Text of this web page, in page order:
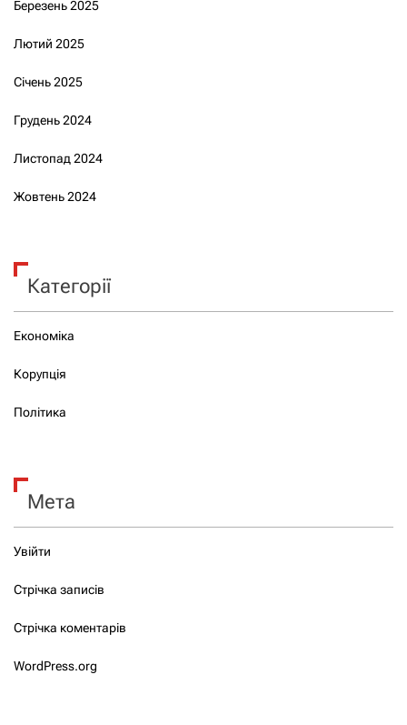
Березень 2025
Лютий 2025
Січень 2025
Грудень 2024
Листопад 2024
Жовтень 2024
Категорії
Економіка
Корупція
Політика
Мета
Увійти
Стрічка записів
Стрічка коментарів
WordPress.org